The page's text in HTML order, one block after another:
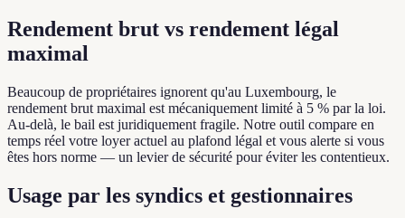
Rendement brut vs rendement légal
maximal
Beaucoup de propriétaires ignorent qu'au Luxembourg, le
rendement brut maximal est mécaniquement limité à 5 % par la loi.
Au-delà, le bail est juridiquement fragile. Notre outil compare en
temps réel votre loyer actuel au plafond légal et vous alerte si vous
êtes hors norme — un levier de sécurité pour éviter les contentieux.
Usage par les syndics et gestionnaires